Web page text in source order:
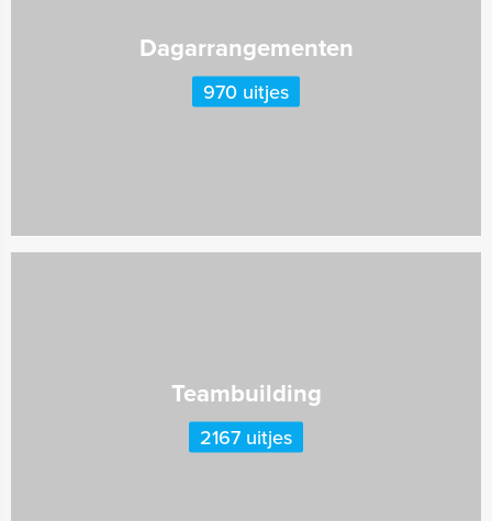
Dagarrangementen
970 uitjes
Teambuilding
2167 uitjes